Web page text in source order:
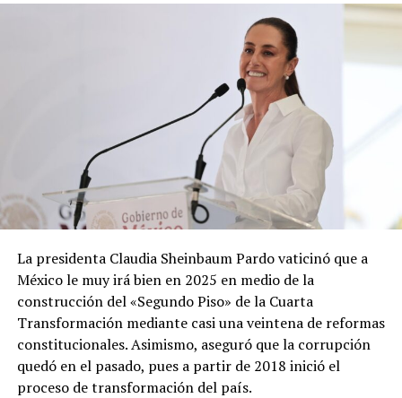
La presidenta Claudia Sheinbaum Pardo vaticinó que a
México le muy irá bien en 2025 en medio de la
construcción del «Segundo Piso» de la Cuarta
Transformación mediante casi una veintena de reformas
constitucionales. Asimismo, aseguró que la corrupción
quedó en el pasado, pues a partir de 2018 inició el
proceso de transformación del país.